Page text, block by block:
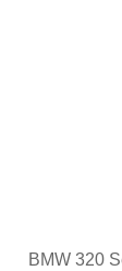
BMW 320